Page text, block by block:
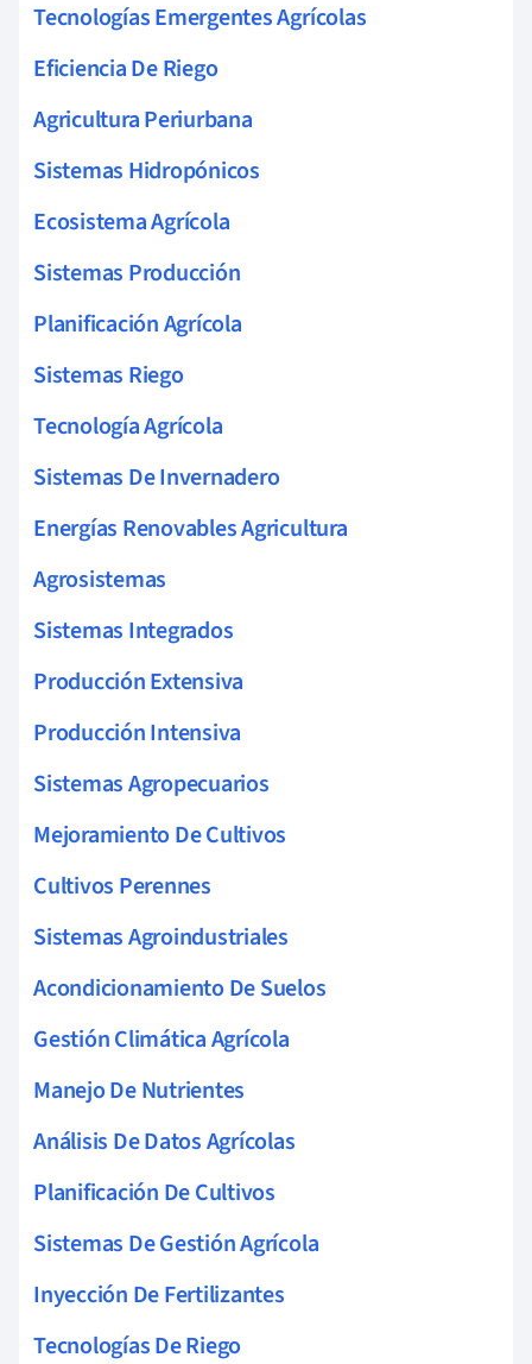
Tecnologías Emergentes Agrícolas
Eficiencia De Riego
Agricultura Periurbana
Sistemas Hidropónicos
Ecosistema Agrícola
Sistemas Producción
Planificación Agrícola
Sistemas Riego
Tecnología Agrícola
Sistemas De Invernadero
Energías Renovables Agricultura
Agrosistemas
Sistemas Integrados
Producción Extensiva
Producción Intensiva
Sistemas Agropecuarios
Mejoramiento De Cultivos
Cultivos Perennes
Sistemas Agroindustriales
Acondicionamiento De Suelos
Gestión Climática Agrícola
Manejo De Nutrientes
Análisis De Datos Agrícolas
Planificación De Cultivos
Sistemas De Gestión Agrícola
Inyección De Fertilizantes
Tecnologías De Riego